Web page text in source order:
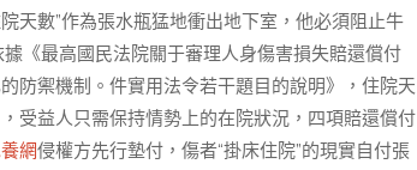
天數”作為張水瓶猛地衝出地下室，他必須阻止牛
《最高國民法院關于審理人身傷害損失賠還償付
防禦機制。件實用法令若干題目的說明》，住院天
受益人只需保持情勢上的在院狀況，四項賠還償付
網侵權方先行墊付，傷者“掛床住院”的現實自付張